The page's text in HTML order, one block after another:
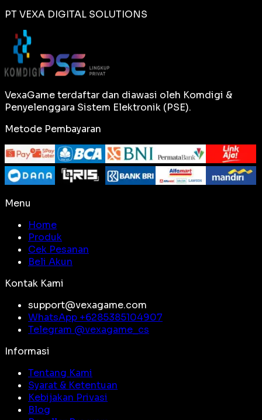
PT VEXA DIGITAL SOLUTIONS
VexaGame terdaftar dan diawasi oleh Komdigi &
Penyelenggara Sistem Elektronik (PSE).
Metode Pembayaran
Menu
Home
Produk
Cek Pesanan
Beli Akun
Kontak Kami
support@vexagame.com
WhatsApp +6285385104907
Telegram @vexagame_cs
Informasi
Tentang Kami
Syarat & Ketentuan
Kebijakan Privasi
Blog